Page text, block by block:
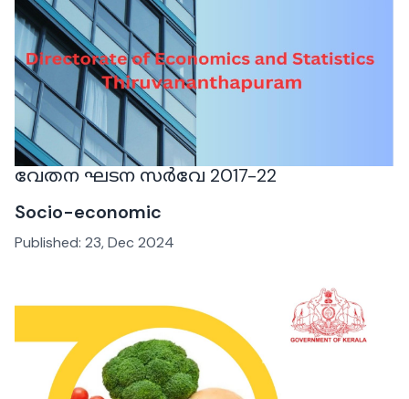
വേതന ഘടന സർവേ 2017-22
Socio-economic
Published: 23, Dec 2024